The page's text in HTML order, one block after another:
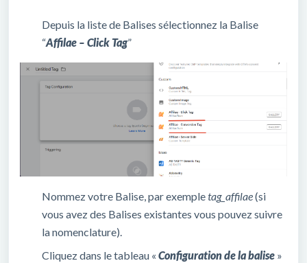
Depuis la liste de Balises sélectionnez la Balise
“Affilae – Click Tag”
Nommez votre Balise, par exempletag_affilae(si
vous avez des Balises existantes vous pouvez suivre
la nomenclature).
Cliquez dans le tableau « Configuration de la balise »